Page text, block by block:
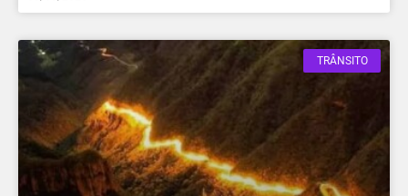
TRÂNSITO